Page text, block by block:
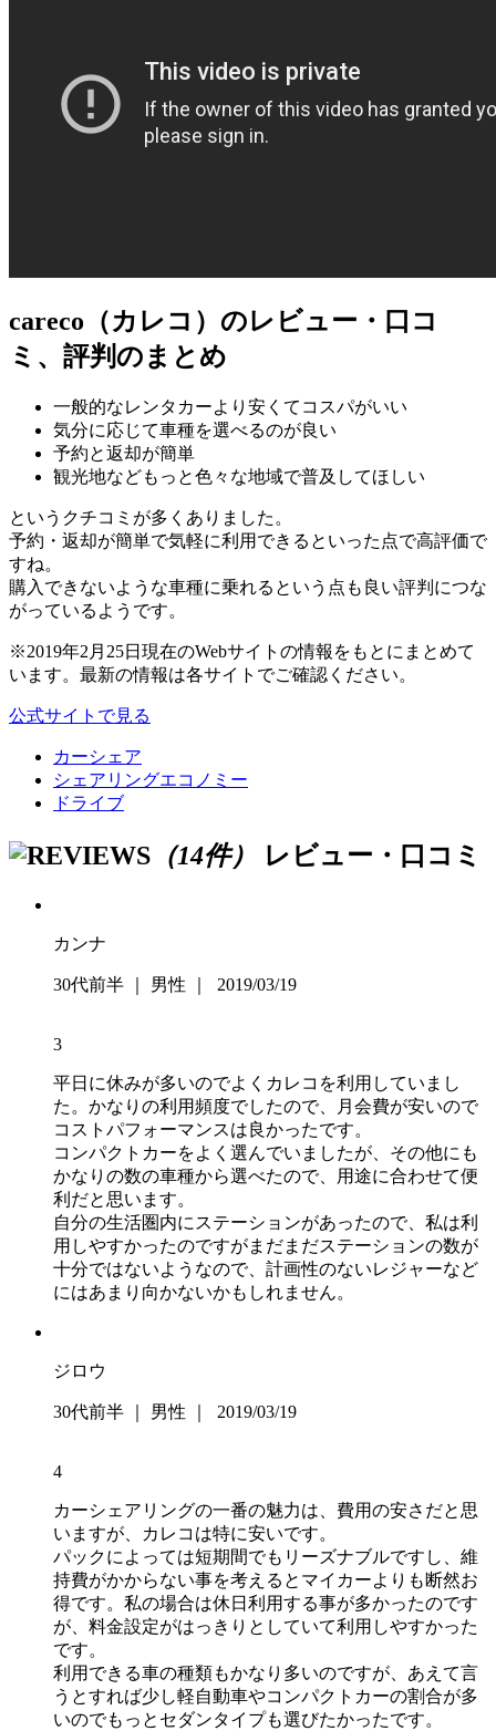
careco（カレコ）のレビュー・口コ
ミ、評判のまとめ
一般的なレンタカーより安くてコスパがいい
気分に応じて車種を選べるのが良い
予約と返却が簡単
観光地などもっと色々な地域で普及してほしい
というクチコミが多くありました。
予約・返却が簡単で気軽に利用できるといった点で高評価で
すね。
購入できないような車種に乗れるという点も良い評判につな
がっているようです。
※2019年2月25日現在のWebサイトの情報をもとにまとめて
います。最新の情報は各サイトでご確認ください。
公式サイトで見る
カーシェア
シェアリングエコノミー
ドライブ
（14件） レビュー・口コミ
カンナ
30代前半 ｜ 男性 ｜ 2019/03/19
3
平日に休みが多いのでよくカレコを利用していまし
た。かなりの利用頻度でしたので、月会費が安いので
コストパフォーマンスは良かったです。
コンパクトカーをよく選んでいましたが、その他にも
かなりの数の車種から選べたので、用途に合わせて便
利だと思います。
自分の生活圏内にステーションがあったので、私は利
用しやすかったのですがまだまだステーションの数が
十分ではないようなので、計画性のないレジャーなど
にはあまり向かないかもしれません。
ジロウ
30代前半 ｜ 男性 ｜ 2019/03/19
4
カーシェアリングの一番の魅力は、費用の安さだと思
いますが、カレコは特に安いです。
パックによっては短期間でもリーズナブルですし、維
持費がかからない事を考えるとマイカーよりも断然お
得です。私の場合は休日利用する事が多かったのです
が、料金設定がはっきりとしていて利用しやすかった
です。
利用できる車の種類もかなり多いのですが、あえて言
うとすれば少し軽自動車やコンパクトカーの割合が多
いのでもっとセダンタイプも選びたかったです。